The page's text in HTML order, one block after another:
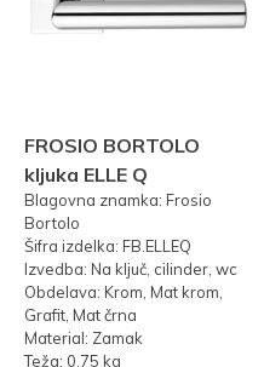
FROSIO BORTOLO
kljuka ELLE Q
Blagovna znamka: Frosio
Bortolo
Šifra izdelka: FB.ELLEQ
Izvedba: Na ključ, cilinder, wc
Obdelava: Krom, Mat krom,
Grafit, Mat črna
Material: Zamak
Teža: 0,75 kg